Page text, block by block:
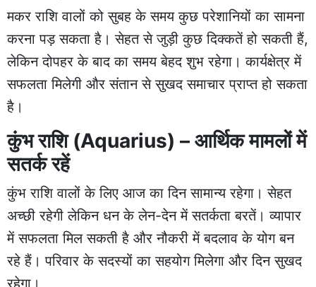
मकर राशि वालों को सुबह के समय कुछ परेशानियों का सामना
करना पड़ सकता है। सेहत से जुड़ी कुछ दिक्कतें हो सकती हैं,
लेकिन दोपहर के बाद का समय बेहद शुभ रहेगा। कार्यक्षेत्र में
सफलता मिलेगी और संतान से सुखद समाचार प्राप्त हो सकता
है।
कुंभ राशि (Aquarius) – आर्थिक मामलों में
सतर्क रहें
कुंभ राशि वालों के लिए आज का दिन सामान्य रहेगा। सेहत
अच्छी रहेगी लेकिन धन के लेन-देन में सतर्कता बरतें। व्यापार
में सफलता मिल सकती है और नौकरी में बदलाव के योग बन
रहे हैं। परिवार के सदस्यों का सहयोग मिलेगा और दिन सुखद
रहेगा।